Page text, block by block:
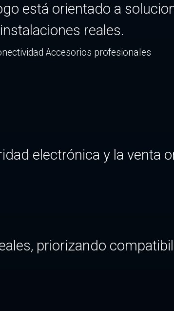
está orientado a
reales.
Accesorios profesionales
electrónica y la venta
priorizando